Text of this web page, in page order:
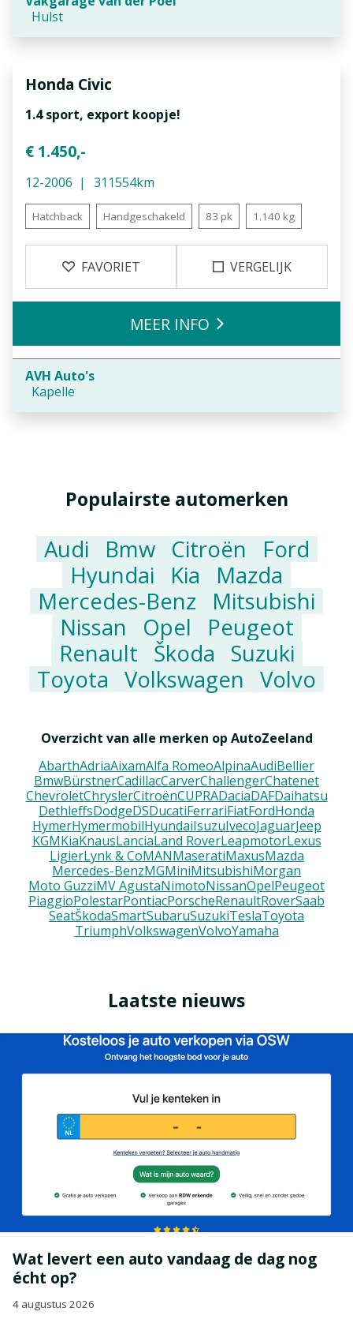
Hulst
Honda Civic
1.4 sport, export koopje!
€ 1.450,-
12-2006 311554km
Hatchback Handgeschakeld 83 pk 1.140 kg
FAVORIET VERGELIJK
AVH Auto's
Kapelle
MEER INFO
Populairste automerken
Audi Bmw Citroën
Ford
Hyundai
Kia
Mazda
Mercedes-Benz
Mitsubishi
Nissan
Opel
Peugeot
Renault Škoda
Suzuki
Toyota Volkswagen Volvo
Overzicht van alle merken op AutoZeeland
AbarthAdriaAixamAlfa RomeoAlpinaAudiBellier
BmwBürstnerCadillacCarverChallengerChatenet
ChevroletChryslerCitroënCUPRADaciaDAFDaihatsu
DethleffsDodgeDSDucatiFerrariFiatFordHonda
HymerHymermobilHyundaiIsuzuIvecoJaguarJeep
KGMKiaKnausLanciaLand RoverLeapmotorLexus
LigierLynk & CoMANMaseratiMaxusMazda
Mercedes-BenzMGMiniMitsubishiMorgan
Moto GuzziMV AgustaNimotoNissanOpelPeugeot
PiaggioPolestarPontiacPorscheRenaultRoverSaab
SeatŠkodaSmartSubaruSuzukiTeslaToyota
TriumphVolkswagenVolvoYamaha
Laatste nieuws
Wat levert een auto vandaag de dag nog
écht op?
4 augustus 2026